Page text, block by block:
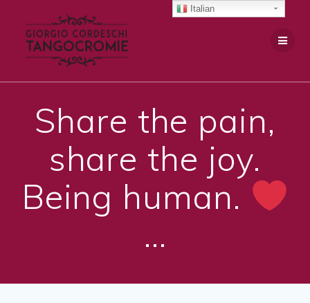
Share the pain,
share the joy.
Being human.
…
Italian